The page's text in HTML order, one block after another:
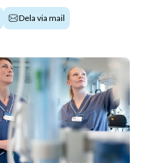
Dela via mail